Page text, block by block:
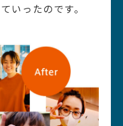
いったのです。